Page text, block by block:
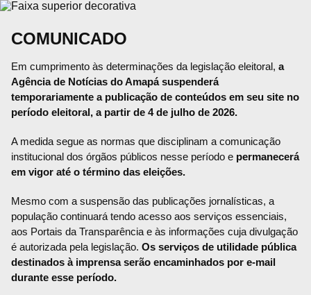
COMUNICADO
Em cumprimento às determinações da legislação eleitoral, a
Agência de Notícias do Amapá suspenderá
temporariamente a publicação de conteúdos em seu site no
período eleitoral, a partir de 4 de julho de 2026.
A medida segue as normas que disciplinam a comunicação
institucional dos órgãos públicos nesse período e permanecerá
em vigor até o término das eleições.
Mesmo com a suspensão das publicações jornalísticas, a
população continuará tendo acesso aos serviços essenciais,
aos Portais da Transparência e às informações cuja divulgação
é autorizada pela legislação. Os serviços de utilidade pública
destinados à imprensa serão encaminhados por e-mail
durante esse período.